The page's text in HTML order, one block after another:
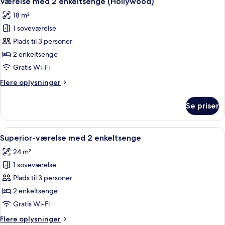
alle
billeder
af
Værelse
med
2
(Hollywood)
18 m²
1 soveværelse
Plads til 3 personer
2 enkeltsenge
Gratis Wi-Fi
Flere oplysninger
Flere
med
enkeltsenge
(Hollywood)
Se priser
Indlæs
alle
billeder
af
Superior-
værelse
med
Et hotelværelse med to senge, et
8
Superior-værelse med 2 enkeltsenge
24 m²
1 soveværelse
Plads til 3 personer
2 enkeltsenge
Gratis Wi-Fi
Flere oplysninger
Flere